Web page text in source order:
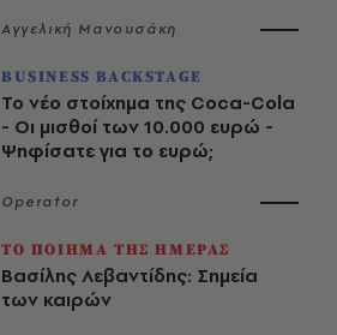
Αγγελική Μανουσάκη
BUSINESS BACKSTAGE
Το νέο στοίχημα της Coca-Cola
- Οι μισθοί των 10.000 ευρώ -
Ψηφίσατε για το ευρώ;
Operator
ΤΟ ΠΟΙΗΜΑ ΤΗΣ ΗΜΕΡΑΣ
Βασίλης Λεβαντίδης: Σημεία
των καιρών